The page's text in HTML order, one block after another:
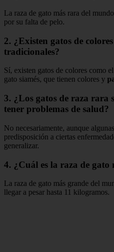
La raza de gato más rara del
por su falta de pelo.
2. ¿Existen gatos de
tradicionales?
Sí, existen gatos de colores como
gato siamés, que tienen colores y
3. ¿Los gatos de raza rara
tener problemas de salud?
No necesariamente, aunque
predisposición a ciertas
generalizar.
4. ¿Cuál es la raza de
La raza de gato más grande del
llegar a pesar hasta 11 kilogramos.